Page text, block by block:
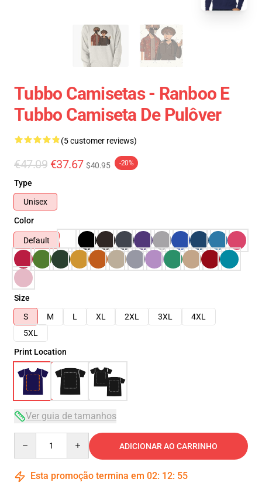
Tubbo Camisetas - Ranboo E
Tubbo Camiseta De Pulôver
(5 customer reviews)
€47.09 €37.67 $40.95 -20%
Type
Unisex
Color
Default
Size
S
M L XL 2XL 3XL
4XL
5XL
Print Location
Ver guia de tamanhos
ADICIONAR AO CARRINHO
Esta promoção termina em 02: 12: 54